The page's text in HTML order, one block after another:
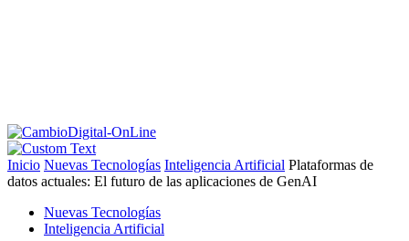
Inicio Nuevas Tecnologías Inteligencia Artificial Plataformas de
datos actuales: El futuro de las aplicaciones de GenAI
Nuevas Tecnologías
Inteligencia Artificial